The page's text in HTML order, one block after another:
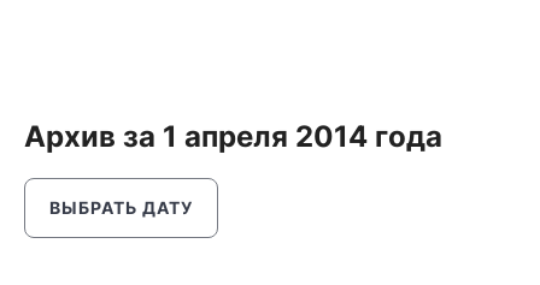
Архив за 1 апреля 2014 года
ВЫБРАТЬ ДАТУ